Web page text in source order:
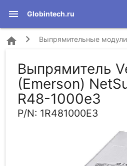
menu Globintech.ru
home Выпрямительные модули
NetSure 531 R48-1000e3
Выпрямитель
(Emerson)
R48-1000e3
P/N: 1R481000E3